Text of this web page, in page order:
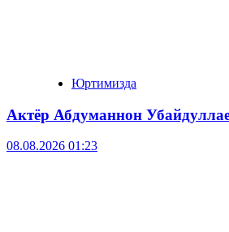
Юртимизда
Актёр Абду­маннон
08.08.2026 01:23